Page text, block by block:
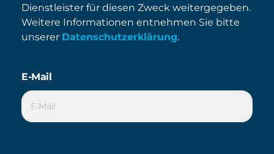
Dienstleister für diesen Zweck weitergegeben.
Weitere Informationen entnehmen Sie bitte
unserer Datenschutzerklärung.
E-Mail